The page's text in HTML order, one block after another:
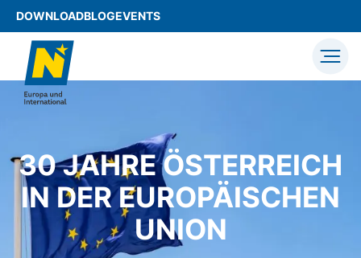
DOWNLOADBLOGEVENTS
30 JAHRE ÖSTERREICH
IN DER EUROPÄISCHEN
UNION